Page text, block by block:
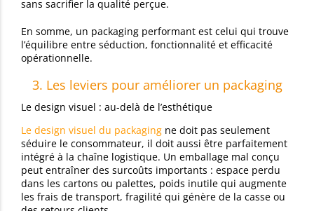
sans sacrifier la qualité perçue.
En somme, un packaging performant est celui qui trouve
l’équilibre entre séduction, fonctionnalité et efficacité
opérationnelle.
3. Les leviers pour améliorer un packaging
Le design visuel : au-delà de l’esthétique
Le design visuel du packaging ne doit pas seulement
séduire le consommateur, il doit aussi être parfaitement
intégré à la chaîne logistique. Un emballage mal conçu
peut entraîner des surcoûts importants : espace perdu
dans les cartons ou palettes, poids inutile qui augmente
les frais de transport, fragilité qui génère de la casse ou